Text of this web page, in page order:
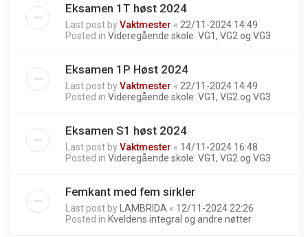
Eksamen 1T høst 2024
Last post byVaktmester « 22/11-2024 14:49
Posted in Videregående skole: VG1, VG2 og VG3
Eksamen 1P Høst 2024
Last post byVaktmester « 22/11-2024 14:49
Posted in Videregående skole: VG1, VG2 og VG3
Eksamen S1 høst 2024
Last post byVaktmester « 14/11-2024 16:48
Posted in Videregående skole: VG1, VG2 og VG3
Femkant med fem sirkler
Last post by LAMBRIDA « 12/11-2024 22:26
Posted in Kveldens integral og andre nøtter